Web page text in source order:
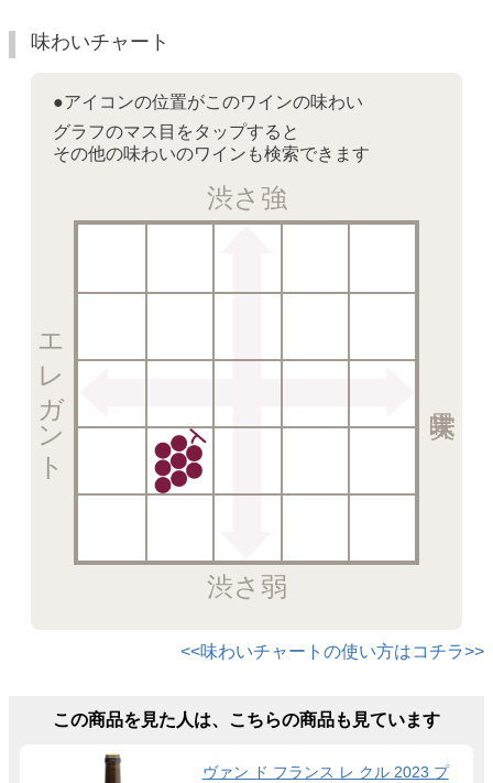
味わいチャート
●アイコンの位置がこのワインの味わい
グラフのマス目をタップすると
その他の味わいのワインも検索できます
渋さ強
渋さ弱
エレガント
<<味わいチャートの使い方はコチラ>>
この商品を見た人は、こちらの商品も見ています
ヴァン ド フランス レ クル 2023 プ